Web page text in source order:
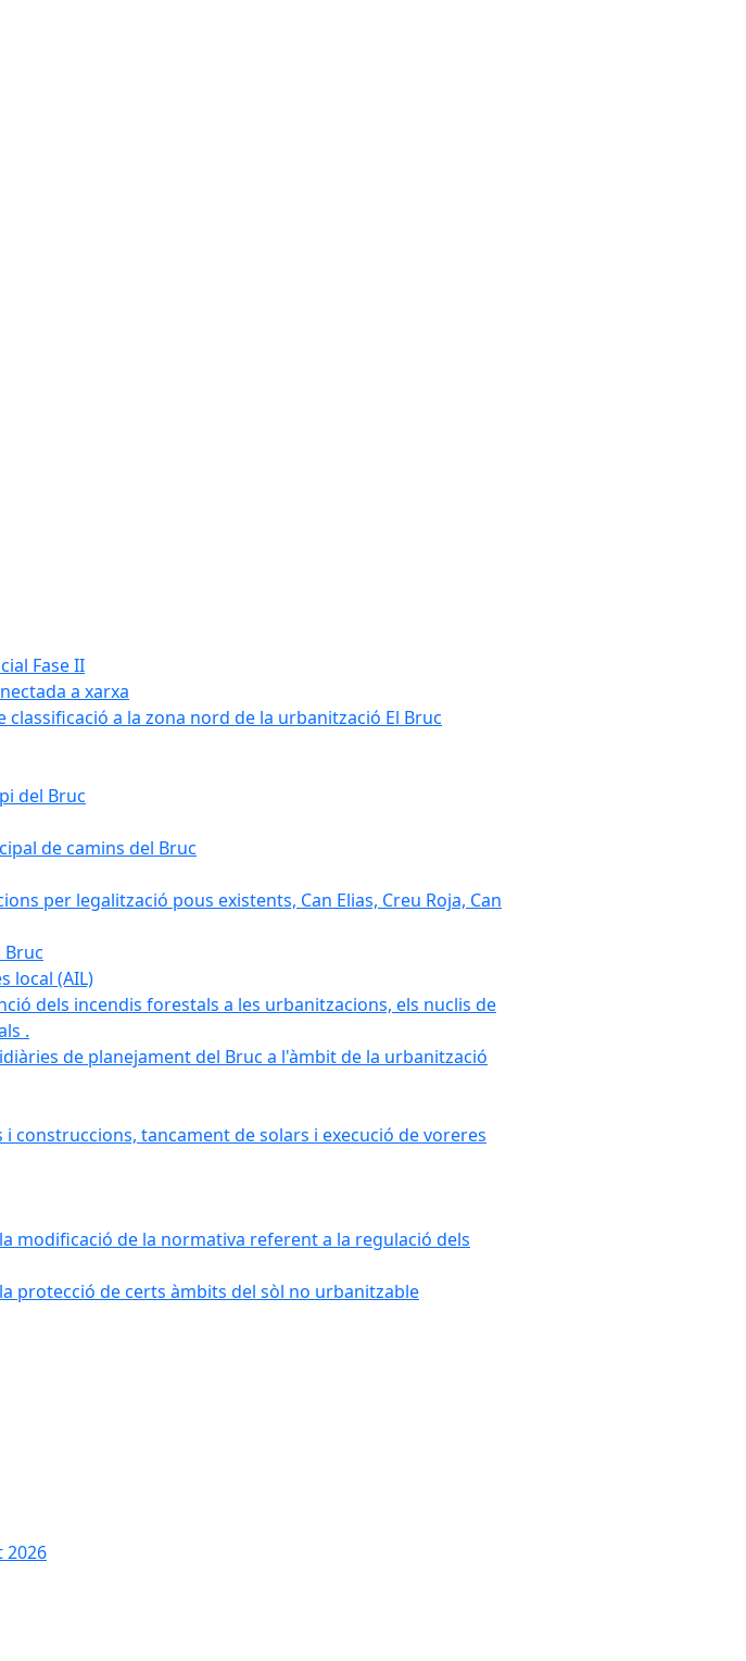
Fase II
a xarxa
a la zona nord de la urbanització El Bruc
del Bruc
de camins del Bruc
per legalització pous existents, Can Elias, Creu Roja, Can
Bruc
local (AIL)
dels incendis forestals a les urbanitzacions, els nuclis de
.
de planejament del Bruc a l'àmbit de la urbanització
tancament de solars i execució de voreres
modificació de la normativa referent a la regulació dels
protecció de certs àmbits del sòl no urbanitzable
2026